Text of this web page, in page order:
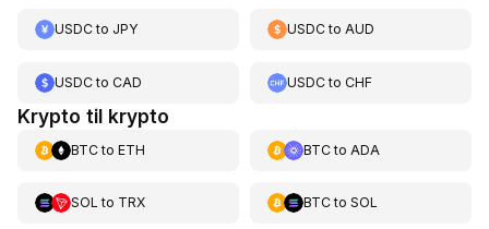
USDCto JPY USDCtoAUD
USDCto CAD USDCtoCHF
Krypto til krypto
BTCto ETH BTCto ADA
SOL to TRX BTCto SOL